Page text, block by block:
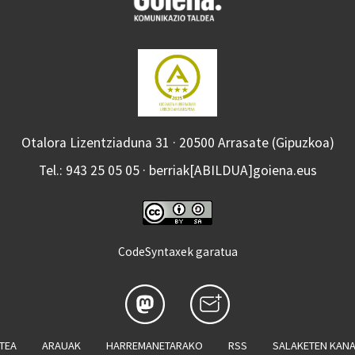
Otalora Lizentziaduna 31 · 20500 Arrasate (Gipuzkoa)
Tel.: 943 25 05 05 · berriak[ABILDUA]goiena.eus
CodeSyntaxek garatua
ARAUAK HARREMANETARAKO RSS SALAKETEN